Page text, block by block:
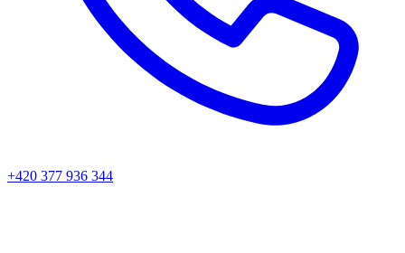
+420 377 936 344